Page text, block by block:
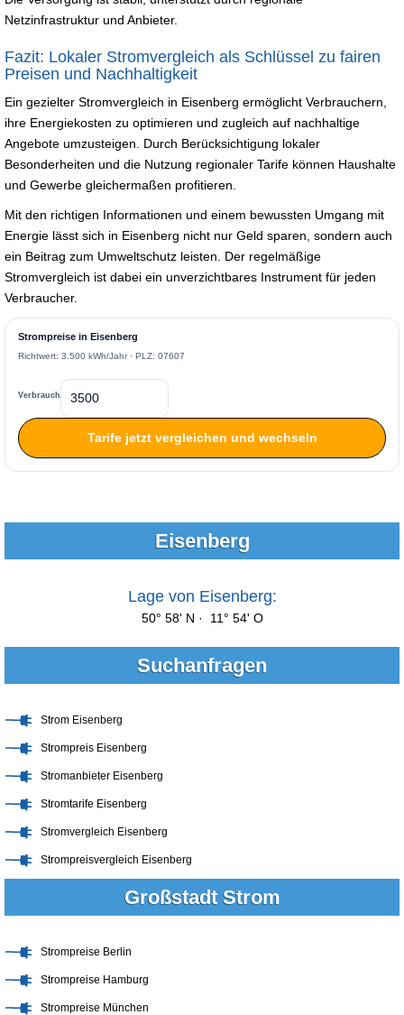
Netzinfrastruktur und Anbieter.
Fazit: Lokaler Stromvergleich als Schlüssel zu fairen
Preisen und Nachhaltigkeit
Ein gezielter Stromvergleich in Eisenberg ermöglicht Verbrauchern,
ihre Energiekosten zu optimieren und zugleich auf nachhaltige
Angebote umzusteigen. Durch Berücksichtigung lokaler
Besonderheiten und die Nutzung regionaler Tarife können Haushalte
und Gewerbe gleichermaßen profitieren.
Mit den richtigen Informationen und einem bewussten Umgang mit
Energie lässt sich in Eisenberg nicht nur Geld sparen, sondern auch
ein Beitrag zum Umweltschutz leisten. Der regelmäßige
Stromvergleich ist dabei ein unverzichtbares Instrument für jeden
Verbraucher.
Strompreise in Eisenberg
Richtwert: 3.500 kWh/Jahr · PLZ: 07607
Verbrauch
Tarife jetzt vergleichen und wechseln
Eisenberg
Lage von Eisenberg:
50° 58' N · 11° 54' O
Suchanfragen
Strom Eisenberg
Strompreis Eisenberg
Stromanbieter Eisenberg
Stromtarife Eisenberg
Stromvergleich Eisenberg
Strompreisvergleich Eisenberg
Großstadt Strom
Strompreise Berlin
Strompreise Hamburg
Strompreise München